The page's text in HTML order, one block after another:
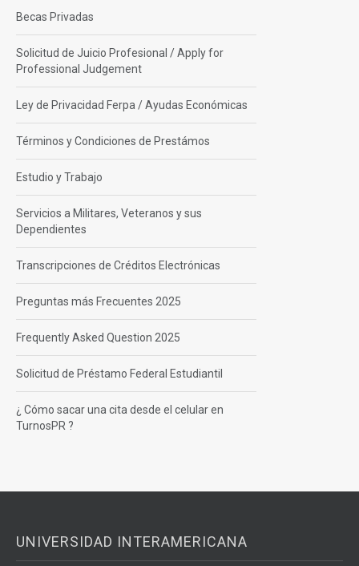
Becas Privadas
Solicitud de Juicio Profesional / Apply for
Professional Judgement
Ley de Privacidad Ferpa / Ayudas Económicas
Términos y Condiciones de Prestámos
Estudio y Trabajo
Servicios a Militares, Veteranos y sus
Dependientes
Transcripciones de Créditos Electrónicas
Preguntas más Frecuentes 2025
Frequently Asked Question 2025
Solicitud de Préstamo Federal Estudiantil
¿ Cómo sacar una cita desde el celular en
TurnosPR ?
UNIVERSIDAD INTERAMERICANA